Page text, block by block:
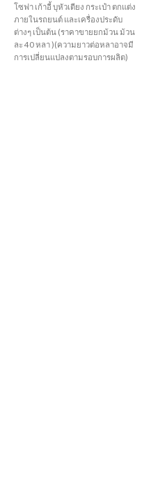
โซฟา เก้าอี้ บุหัวเตียง กระเป๋า ตกแต่ง
ภายในรถยนต์ และเครื่องประดับ
ต่างๆ เป็นต้น (ราคาขายยกม้วน ม้วน
ละ 40 หลา )(ความยาวต่อหลาอาจมี
การเปลี่ยนแปลงตามรอบการผลิต)